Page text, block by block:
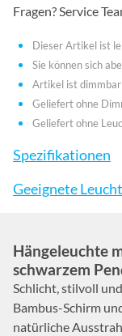
Fragen? Service
Dieser Artikel ist
Sie können sich
Artikel ist dimmbar
Geliefert ohne
Geliefert ohne
Spezifikationen
Geeignete
Hängeleuchte
schwarzem
Schlicht, stilvoll
Bambus-Schirm
natürliche